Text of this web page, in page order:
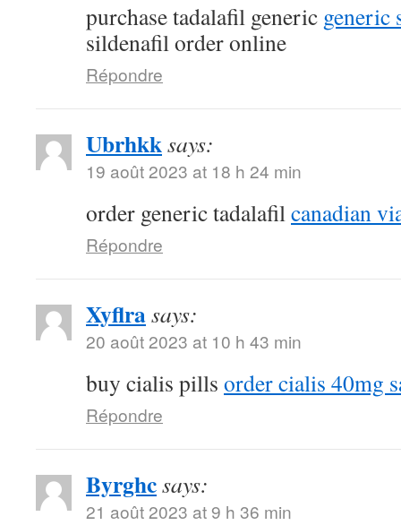
purchase tadalafil generic generic
sildenafil order online
Répondre
Ubrhkksays:
19 août 2023 at 18 h 24 min
order generic tadalafilcanadian
Répondre
Xyflrasays:
20 août 2023 at 10 h 43 min
buy cialis pills order cialis 40mg
Répondre
Byrghcsays:
21 août 2023 at 9 h 36 min